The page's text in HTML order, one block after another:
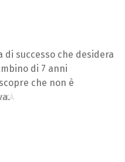
di successo che desidera
di 7 anni
che non è